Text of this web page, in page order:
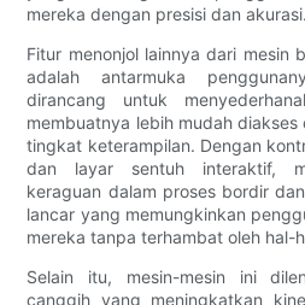
mereka dengan presisi dan akurasi.
Fitur menonjol lainnya dari mesin
adalah antarmuka
dirancang untuk
membuatnya lebih mudah
tingkat keterampilan. Dengan
dan layar sentuh interaktif,
keraguan dalam proses bordir
lancar yang memungkinkan
mereka tanpa terhambat oleh hal-
Selain itu, mesin-mesin ini
canggih yang meningkatkan